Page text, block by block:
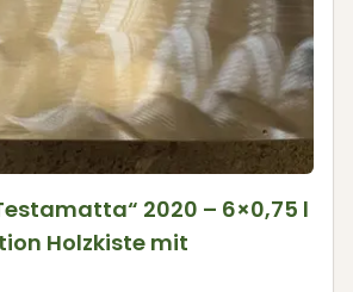
2020 – 6×0,75 l
Holzkiste mit